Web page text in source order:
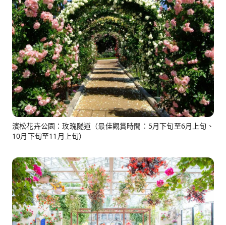
濱松花卉公園：玫瑰隧道（最佳觀賞時間：5月下旬至6月上旬、
10月下旬至11月上旬）